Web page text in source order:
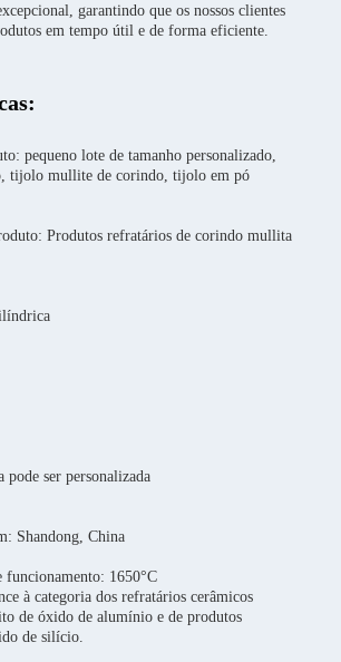
garantindo que os nossos clientes
em tempo útil e de forma eficiente.
pequeno lote de tamanho personalizado,
tijolo mullite de corindo, tijolo em pó
Produtos refratários de corindo mullita
pode ser personalizada
Shandong, China
funcionamento: 1650°C
à categoria dos refratários cerâmicos
de óxido de alumínio e de produtos
de silício.